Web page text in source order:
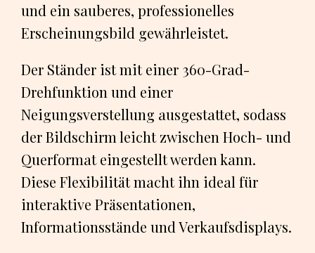
und ein sauberes, professionelles
Erscheinungsbild gewährleistet.
Der Ständer ist mit einer 360-Grad-
Drehfunktion und einer
Neigungsverstellung ausgestattet, sodass
der Bildschirm leicht zwischen Hoch- und
Querformat eingestellt werden kann.
Diese Flexibilität macht ihn ideal für
interaktive Präsentationen,
Informationsstände und Verkaufsdisplays.